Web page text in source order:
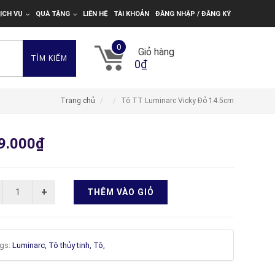
VỤ QUÀ TẶNG LIÊN HỆ TÀI KHOẢN ĐĂNG NHẬP / ĐĂNG KÝ
TÌM KIẾM
0 Giỏ hàng
0₫
Trang chủ Tô TT Luminarc Vicky Đỏ 14.5cm
THÊM VÀO GIỎ
Luminarc, Tô thủy tinh, Tô,